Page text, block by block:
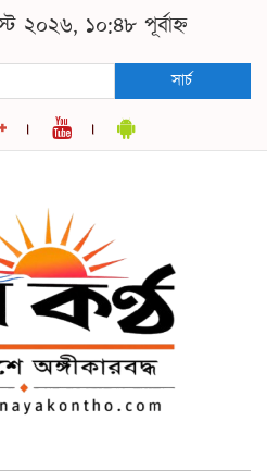
২০২৬, ১০:৪৮ পূর্বাহ্ন
সার্চ